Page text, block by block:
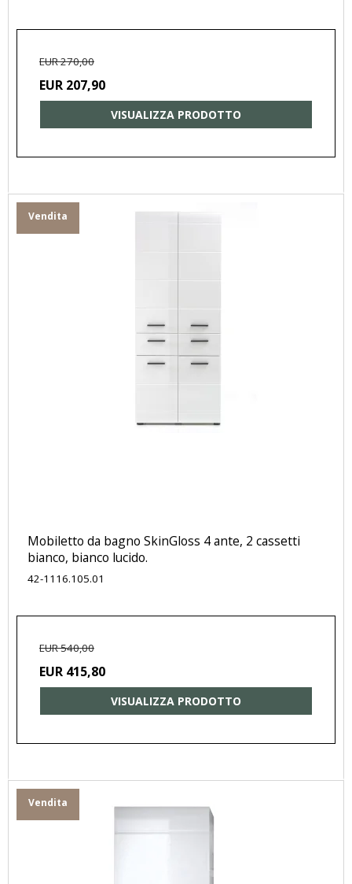
EUR 270,00
EUR 207,90
VISUALIZZA PRODOTTO
Vendita
Mobiletto da bagno SkinGloss 4 ante, 2 cassetti
bianco, bianco lucido.
42-1116.105.01
EUR 540,00
EUR 415,80
VISUALIZZA PRODOTTO
Vendita